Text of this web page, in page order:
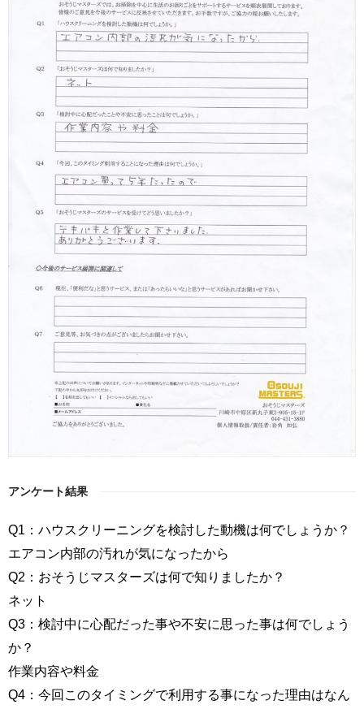
アンケート結果
Q1：ハウスクリーニングを検討した動機は何でしょうか？
エアコン内部の汚れが気になったから
Q2：おそうじマスターズは何で知りましたか？
ネット
Q3：検討中に心配だった事や不安に思った事は何でしょう
か？
作業内容や料金
Q4：今回このタイミングで利用する事になった理由はなん